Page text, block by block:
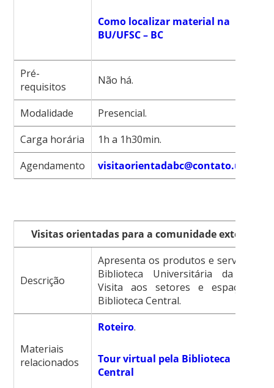
Como localizar material na
BU/UFSC – BC
Pré-
requisitos
Não há.
Modalidade
Presencial.
Carga horária
1h a 1h30min.
Agendamento
visitaorientadabc@contato.ufsc.br
Visitas orientadas para a comunidade externa
Descrição
Apresenta os produtos e serviços da
Biblioteca Universitária da UFSC.
Visita aos setores e espaços da
Biblioteca Central.
Materiais
relacionados
Roteiro.
Tour virtual pela Biblioteca
Central